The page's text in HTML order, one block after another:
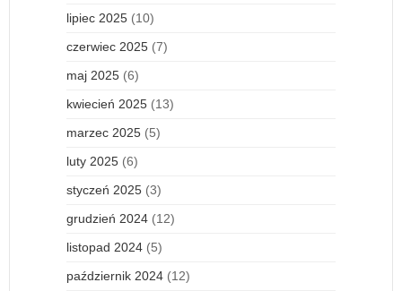
lipiec 2025 (10)
czerwiec 2025 (7)
maj 2025 (6)
kwiecień 2025 (13)
marzec 2025 (5)
luty 2025 (6)
styczeń 2025 (3)
grudzień 2024 (12)
listopad 2024 (5)
październik 2024 (12)